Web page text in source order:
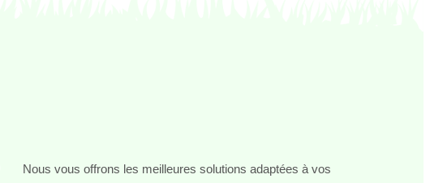
Nous vous offrons les meilleures solutions adaptées à vos